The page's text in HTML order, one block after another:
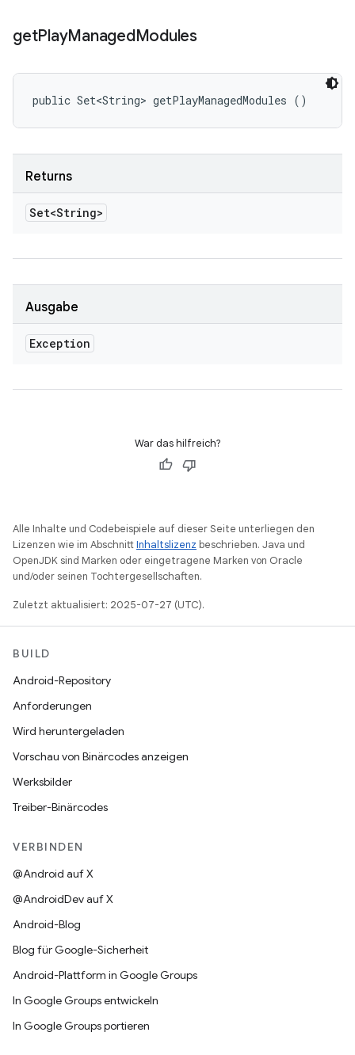
getPlayManagedModules
public Set<String> getPlayManagedModules ()
Returns
Set<String>
Ausgabe
Exception
War das hilfreich?
Alle Inhalte und Codebeispiele auf dieser Seite unterliegen den
Lizenzen wie im AbschnittInhaltslizenz beschrieben. Java und
OpenJDK sind Marken oder eingetragene Marken von Oracle
und/oder seinen Tochtergesellschaften.
Zuletzt aktualisiert: 2025-07-27 (UTC).
BUILD
Android-Repository
Anforderungen
Wird heruntergeladen
Vorschau von Binärcodes anzeigen
Werksbilder
Treiber-Binärcodes
VERBINDEN
@Android auf X
@AndroidDev auf X
Android-Blog
Blog für Google-Sicherheit
Android-Plattform in Google Groups
In Google Groups entwickeln
In Google Groups portieren